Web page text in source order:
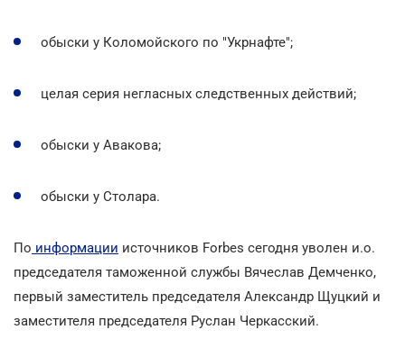
обыски у Коломойского по "Укрнафте";
целая серия негласных следственных действий;
обыски у Авакова;
обыски у Столара.
По информации источников Forbes сегодня уволен и.о.
председателя таможенной службы Вячеслав Демченко,
первый заместитель председателя Александр Щуцкий и
заместителя председателя Руслан Черкасский.